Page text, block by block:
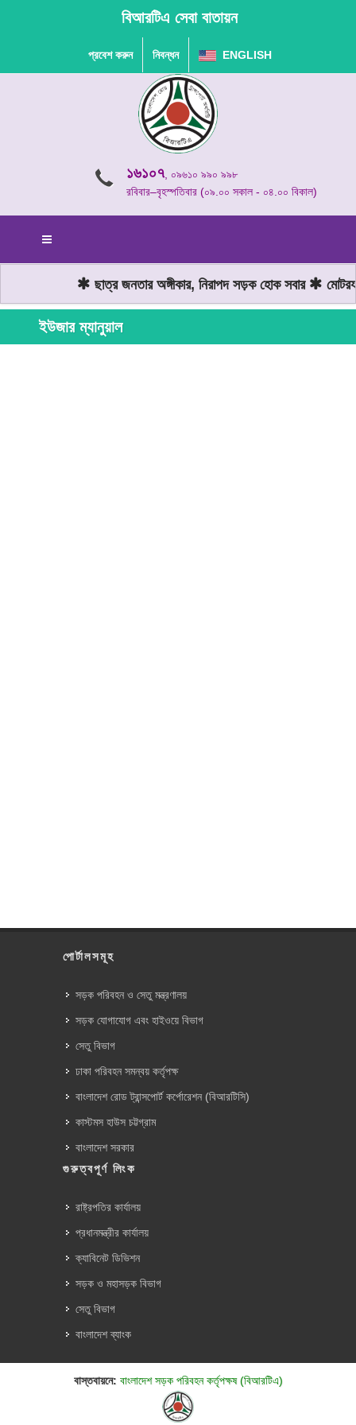
বিআরটিএ সেবা বাতায়ন
প্রবেশ করুন নিবন্ধন ENGLISH
১৬১০৭, ০৯৬১০ ৯৯০ ৯৯৮
রবিবার–বৃহস্পতিবার (০৯.০০ সকাল - ০৪.০০ বিকাল)
ছাত্র জনতার অঙ্গীকার, নিরাপদ সড়ক হোক সবার
ইউজার ম্যানুয়াল
পোর্টালসমূহ
সড়ক পরিবহন ও সেতু মন্ত্রণালয়
সড়ক যোগাযোগ এবং হাইওয়ে বিভাগ
সেতু বিভাগ
ঢাকা পরিবহন সমন্বয় কর্তৃপক্ষ
বাংলাদেশ রোড ট্রান্সপোর্ট কর্পোরেশন (বিআরটিসি)
কাস্টমস হাউস চট্টগ্রাম
বাংলাদেশ সরকার
গুরুত্বপূর্ণ লিংক
রাষ্ট্রপতির কার্যালয়
প্রধানমন্ত্রীর কার্যালয়
ক্যাবিনেট ডিভিশন
সড়ক ও মহাসড়ক বিভাগ
সেতু বিভাগ
বাংলাদেশ ব্যাংক
বাস্তবায়নে: বাংলাদেশ সড়ক পরিবহন কর্তৃপক্ষ (বিআরটিএ)